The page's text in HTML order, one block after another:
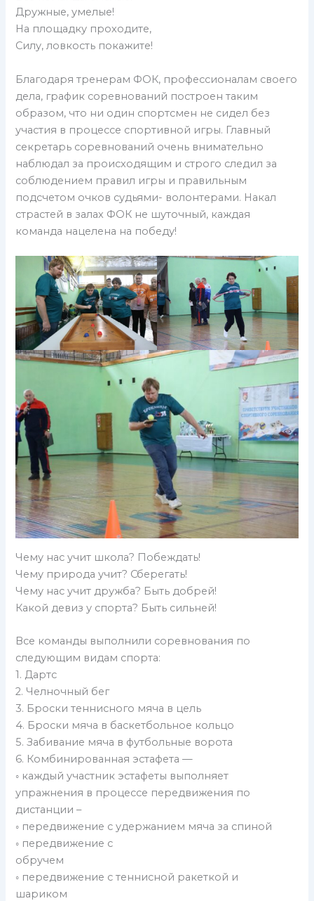
Дружные, умелые!
На площадку проходите,
Силу, ловкость покажите!
Благодаря тренерам ФОК, профессионалам своего
дела, график соревнований построен таким
образом, что ни один спортсмен не сидел без
участия в процессе спортивной игры. Главный
секретарь соревнований очень внимательно
наблюдал за происходящим и строго следил за
соблюдением правил игры и правильным
подсчетом очков судьями- волонтерами. Накал
страстей в залах ФОК не шуточный, каждая
команда нацелена на победу!
Чему нас учит школа? Побеждать!
Чему природа учит? Сберегать!
Чему нас учит дружба? Быть добрей!
Какой девиз у спорта? Быть сильней!
Все команды выполнили соревнования по
следующим видам спорта:
1. Дартс
2. Челночный бег
3. Броски теннисного мяча в цель
4. Броски мяча в баскетбольное кольцо
5. Забивание мяча в футбольные ворота
6. Комбинированная эстафета —
◦ каждый участник эстафеты выполняет
упражнения в процессе передвижения по
дистанции –
◦ передвижение с удержанием мяча за спиной
◦ передвижение с
обручем
◦ передвижение с теннисной ракеткой и
шариком